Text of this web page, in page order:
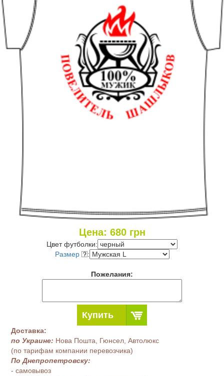
Цена: 680грн
Цвет футболки:
Размер
:
Пожелания:
Купить
Доставка:
по Украине: Нова Пошта, Гюнсел, Автолюкс
(по тарифам компании перевозчика)
По Днепропетровску:
- самовывоз